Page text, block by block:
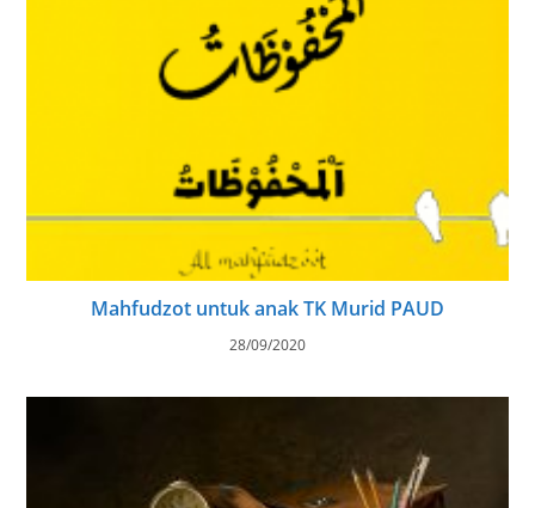
Mahfudzot untuk anak TK Murid PAUD
28/09/2020